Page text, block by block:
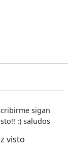
sigan
:) saludos
visto